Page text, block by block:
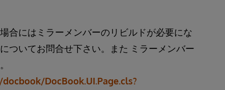
合にはミラーメンバーのリビルドが必要にな
ついてお問合せ下さい。また ミラーメンバー
DocBook.UI.Page.cls?